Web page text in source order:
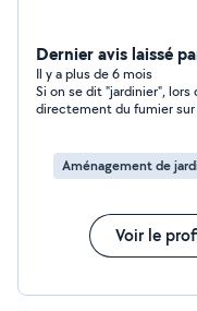
Dernier avis laissé
Il y a plus de 6 mois
Si on se dit "jardinier", lors d'une plantation, on ne met pas
directement du fumier sur des
Aménagement de
Voir le